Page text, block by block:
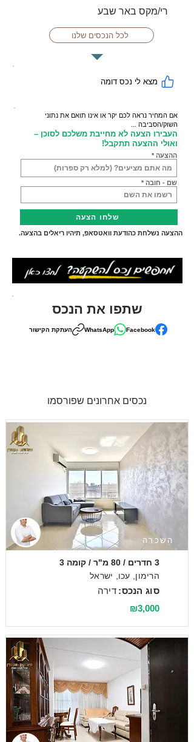
רי/מקס באר שבע
לכל הנכסים שלנו
מצא לי נכס דומה
אם המחיר נראה לכם יקר או אינו תואם את נתוני
השוק/הסביבה ...
העבירו הצעה לא מחייבת משלכם לסוכן –
ואולי ההצעה תתקבל!
ההצעה
שם - חובה
שלחו הצעה
ההצעה נשלחת כהודעת וואטסאפ, תיהיו ריאלים בהצעה.
שתפו את הנכס
Facebook
WhatsApp העתקת הקישור
נכסים אחרונים שפורסמו
השכרה
3 חדרים / 80 מ"ר / קומה 3
הרימון, עכו, ישראל
דירה סוג הנכס:
₪3,000